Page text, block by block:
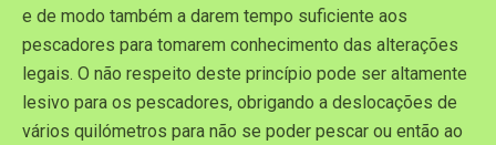
e de modo também a darem tempo suficiente aos
pescadores para tomarem conhecimento das alterações
legais. O não respeito deste princípio pode ser altamente
lesivo para os pescadores, obrigando a deslocações de
vários quilómetros para não se poder pescar ou então ao